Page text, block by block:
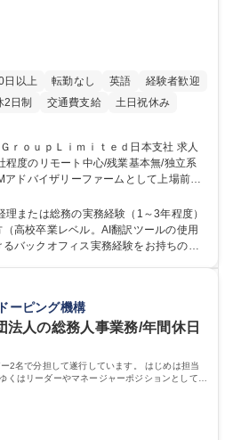
日以上 転勤なし 英語
経験者歓迎
2日制 交通費支給 土日祝休み
ｏｕｐＬｉｍｉｔｅｄ日本支社 求人
程度のリモート中心/残業基本無/独立系
経理・総務をお任せします。基礎的な
組織を支える専任担当として広く活躍
（AI翻訳ツール等を使用しての対応で
には発生せず、ご自身のペースで業務
務】週1日
無/独立系ファーム
または総務の実務経験（1～3年程度）
高校卒業レベル。AI翻訳ツールの使用
バックオフィス実務経験をお持ちの方
度の在宅勤務を実施しており、ワーク
な環境です（フルリモートも面接で相
バックオフィス業務に柔軟に対応でき、
を取りながら業務を推進できる方 学
短大 専修学校 高校 語学力： 資格：
ーピング機構
法人の総務人事業務/年間休日
2名で分担して遂行しています。 はじめは担当
くはリーダーやマネージャーポジションとして活